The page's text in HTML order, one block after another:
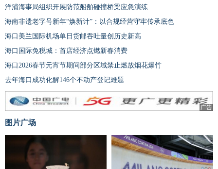
洋浦海事局组织开展防范船舶碰撞桥梁应急演练
海南非遗老字号新年“焕新计”：以合规经营守牢传承底色
海口美兰国际机场单日货邮吞吐量创历史新高
海口国际免税城：首店经济点燃新春消费
海口2026春节元宵节期间部分区域禁止燃放烟花爆竹
去年海口成功化解146个不动产登记难题
广告
图片广场